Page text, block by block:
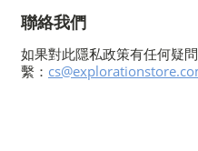
聯絡我們
如果對此隱私政策有任何疑
繫：